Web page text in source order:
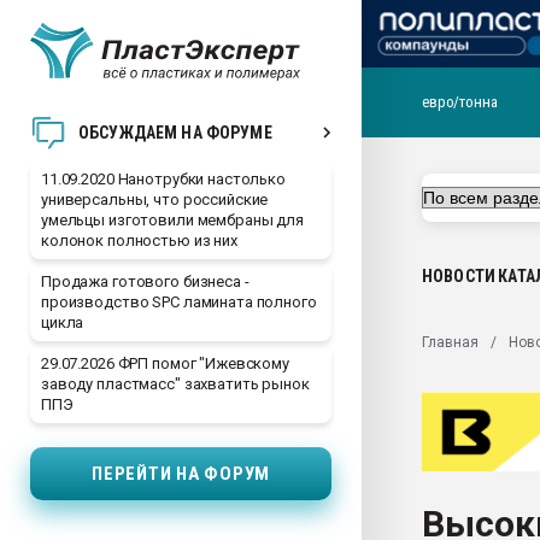
ОБСУЖДАЕМ НА ФОРУМЕ
11.09.2020 Нанотрубки настолько
универсальны, что российские
умельцы изготовили мембраны для
колонок полностью из них
Продажа готового бизнеса -
производство SPC ламината полного
цикла
29.07.2026 ФРП помог "Ижевскому
заводу пластмасс" захватить рынок
ППЭ
ПЕРЕЙТИ НА ФОРУМ
28.07.2026
Материал поверхности
вакуумного
Armaloy PC/ABS-1IM
евро/тонна
НОВОСТИ
Главная